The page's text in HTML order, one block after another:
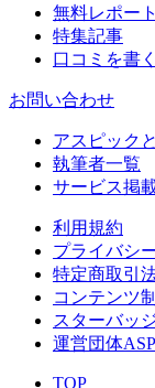
無料レポート
特集記事
口コミを書く
お問い合わせ
アスピック
執筆者一覧
サービス掲
利用規約
プライバシ
特定商取引
コンテンツ
スターバッ
運営団体
TOP